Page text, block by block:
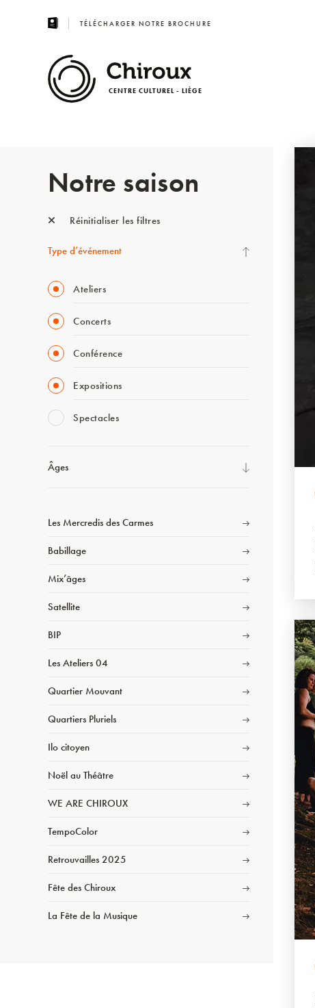
TÉLÉCHARGER NOTRE BROCHURE
CENTRE CULTUREL - LIÈGE
Notre saison
Réinitialiser les filtres
Type d’événement
Ateliers
Concerts
Conférence
Expositions
Spectacles
Âges
Les Mercredis des Carmes
Babillage
Mix’âges
Satellite
BIP
Les Ateliers 04
Quartier Mouvant
Quartiers Pluriels
Ilo citoyen
Noël au Théâtre
WE ARE CHIROUX
TempoColor
Retrouvailles 2025
Fête des Chiroux
La Fête de la Musique